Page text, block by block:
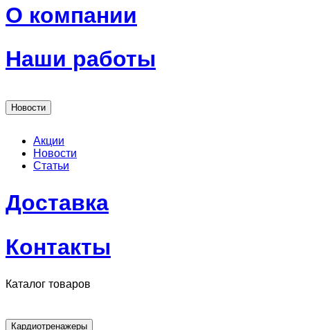
О компании
Наши работы
Новости
Акции
Новости
Статьи
Доставка
Контакты
Каталог товаров
Кардиотренажеры